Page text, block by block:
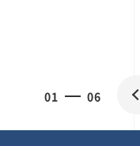
0 06